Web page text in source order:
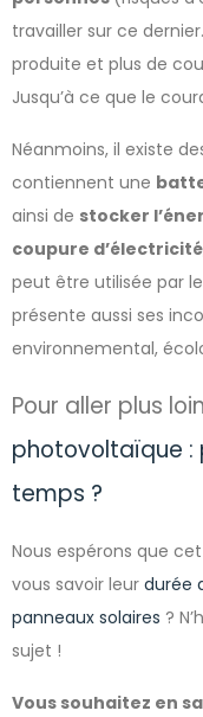
travailler sur ce
produite et plus de
Jusqu’à ce que le
Néanmoins, il existe
contiennent une
ainsi de stocker
coupure d’électricité
peut être utilisée par
présente aussi ses
environnemental,
Pour aller plus
photovoltaïque
temps ?
Nous espérons que
vous savoir leur durée
panneaux solaires ?
sujet !
Vous souhaitez en